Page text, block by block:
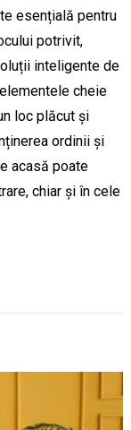
esențială pentru
potrivit,
inteligente de
cheie
loc plăcut și
ordinii și
acasă poate
chiar și în cele